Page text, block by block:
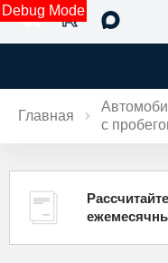
Debug Mode
Главная
с
Рассчитайте